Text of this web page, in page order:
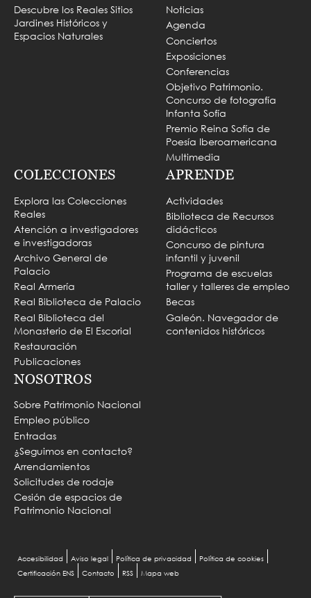
Descubre los Reales Sitios
Jardines Históricos y
Espacios Naturales
Noticias
Agenda
Conciertos
Exposiciones
Conferencias
Objetivo Patrimonio.
Concurso de fotografía
Infanta Sofía
Premio Reina Sofía de
Poesía Iberoamericana
Multimedia
COLECCIONES
Explora las Colecciones
Reales
Atención a investigadores
e investigadoras
Archivo General de
Palacio
Real Armería
Real Biblioteca de Palacio
Real Biblioteca del
Monasterio de El Escorial
Restauración
Publicaciones
APRENDE
Actividades
Biblioteca de Recursos
didácticos
Concurso de pintura
infantil y juvenil
Programa de escuelas
taller y talleres de empleo
Becas
Galeón. Navegador de
contenidos históricos
NOSOTROS
Sobre Patrimonio Nacional
Empleo público
Entradas
¿Seguimos en contacto?
Arrendamientos
Solicitudes de rodaje
Cesión de espacios de
Patrimonio Nacional
Menu
Accesibilidad Aviso legal Política de privacidad
Política de cookies
Certificación ENS
Contacto RSS Mapa web